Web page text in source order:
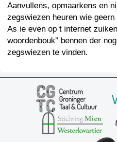
Aanvullens, opmaarkens en
zegswiezen heuren wie geern
As ie even op t internet
woordenbouk” bennen der
zegswiezen te vinden.